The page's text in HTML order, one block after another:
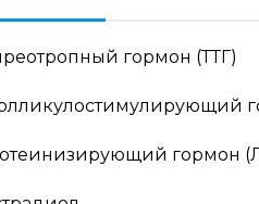
гормон (ТТГ)
гормон